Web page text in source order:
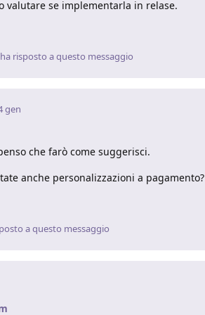
valutare se implementarla in relase.
ha risposto a questo messaggio
gen
che farò come suggerisci.
anche personalizzazioni a pagamento?
a questo messaggio